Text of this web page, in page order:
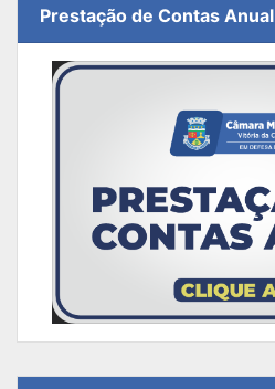
Prestação de Contas Anual